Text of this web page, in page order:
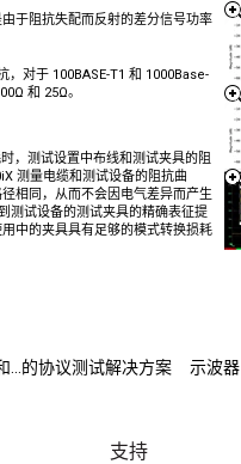
于阻抗失配而反射的差分信号功率
，对于 100BASE-T1 和 1000Base-
和 25Ω。
，测试设置中布线和测试夹具的阻
测量电缆和测试设备的阻抗曲
相同，从而不会因电气差异而产生
测试设备的测试夹具的精确表征提
中的夹具具有足够的模式转换损耗
...的协议测试解决方案 示波器
支持